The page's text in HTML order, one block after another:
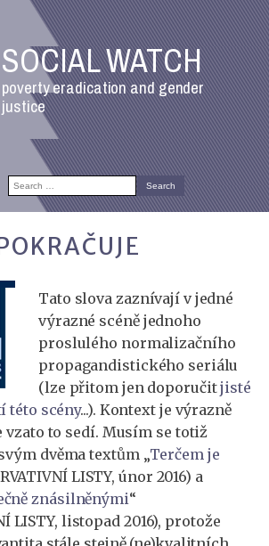
SOCIAL WATCH
poverty eradication and gender
justice
Search
for:
Tato slova zaznívají v jedné
výrazné scéně jednoho
proslulého normalizačního
propagandistického seriálu
(lze přitom jen doporučitjisté
této scény...). Kontext je výrazně
vzato to sedí. Musím se totiž
dvěma textům „Terčem je
LISTY, únor 2016) a
znásilněnými“
LISTY, listopad 2016), protože